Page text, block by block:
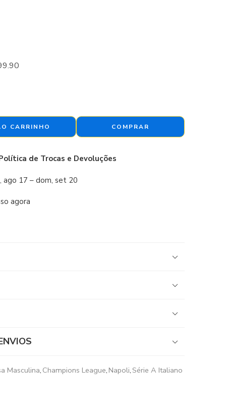
CARRINHO COMPRAR
de Trocas e Devoluções
ago 17 – dom, set 20
agora
Masculina, Champions League, Napoli,Série A Italiano